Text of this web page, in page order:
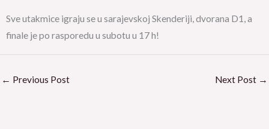
Sve utakmice igraju se u sarajevskoj Skenderiji, dvorana D1, a
finale je po rasporedu u subotu u 17 h!
← Previous Post Next Post →